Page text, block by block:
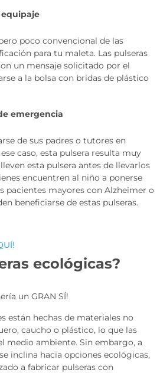
poco convencional de las
para tu maleta. Las pulseras
un mensaje solicitado por el
a la bolsa con bridas de plástico
emergencia
de sus padres o tutores en
caso, esta pulsera resulta muy
esta pulsera antes de llevarlos
encuentren al niño a ponerse
pacientes mayores con Alzheimer o
beneficiarse de estas pulseras.
ecológicas?
un GRAN SÍ!
están hechas de materiales no
caucho o plástico, lo que las
medio ambiente. Sin embargo, a
inclina hacia opciones ecológicas,
a fabricar pulseras con